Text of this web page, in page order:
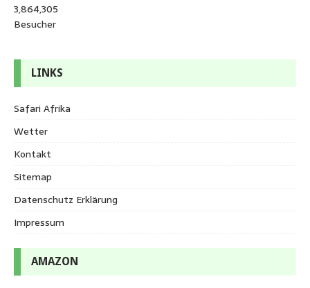
3,864,305
Besucher
LINKS
Safari Afrika
Wetter
Kontakt
Sitemap
Datenschutz Erklärung
Impressum
AMAZON